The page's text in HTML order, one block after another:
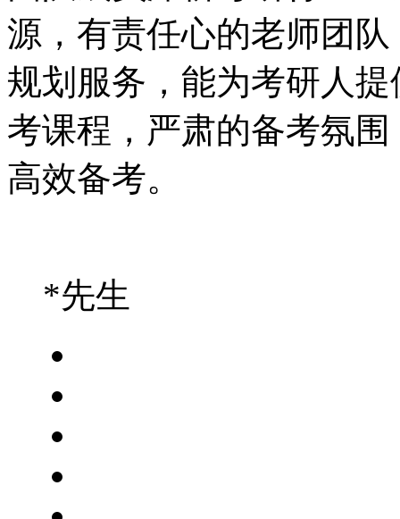
源，有责任心的老师团
规划服务，能为考研人
考课程，严肃的备考氛
高效备考。
*先生